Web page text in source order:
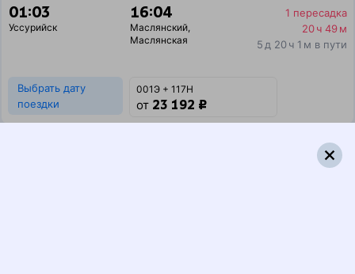
01:03
Уссурийск
16:04
Маслянский,
Маслянская
1 пересадка
20 ч 49 м
5 д 20 ч 1 м в пути
Выбрать дату
поездки
001Э + 117Н
от 23 192 ₽